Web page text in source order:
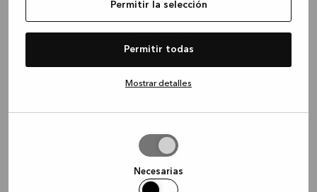
Permitir la selección
Permitir todas
Mostrar detalles
Necesarias
loadingwww.kvik.es (see the browser console for more